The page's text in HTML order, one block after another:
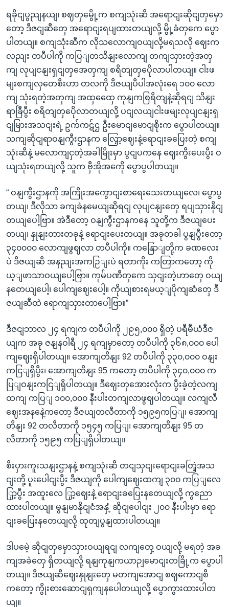
ရခိုငျပွညျနယျ၊ စဈတှမွေို့က စကျသုံးဆီ အရောငျးဆိုငျတှမှော
တော့ ဒီဇငျဆီတှေ အရောငျးရပျထားတယျလို့ မွို့ခံတှကေ ပွော
ပါတယျ။ စကျသုံးဆီက လိုသလောကျဝယျလို့မရသလို ဈေးက
လညျး တပီပါကို ကပြျတသိနျးလောကျ တကျသှားတဲ့အတှ
ကျ လုပျငနျးရှငျတှအေတှကျ စရိတျတှပေိုလာပါတယျ။ ငါးဖ
မျးစကျလှတေစီးဟာ တလကို ဒီဇယျပီပါအလုံးရေ ၁၀၀ လော
ကျ သုံးရတဲ့အတှကျ အထှထှေေ ကုနျကစြရိတျနဲ့ဆိုရငျ သိနျး
ရာခြီပွီး စရိတျတှပေိုလာတယျလို့ ပငျလယျငါးဖမျးလုပျငနျးရှ
ငျမြားအသငျးရဲ့ ဥက်ကဋ်ဌ ဦးမောငျမောငျစိုးက ပွောပါတယျ။
သကျဆိုငျရာဝနျကွီးဌာနက လြှော့ဈေးနဲ့ရောငျးခပြေးတဲ့ စကျ
သုံးဆီနဲ့ မလောကျငှတဲ့အခါမြိုးမှာ ပွငျပကနေ ဈေးကွီးပေးပွီး ဝ
ယျသုံးရတယျလို့ သူက ဗှီအိုအကေို ပွောပွပါတယျ။
“ ဝနျကွီးဌာနကို အကြိုးအကွောငျးစာရေးသေးတယျလေ၊ ပွောပွ
တယျ၊ ဒီလိုသာ ခကျခဲနမေယျဆိုရငျ လုပျငနျးတှေ ရပျသှားနိုငျ
တယျပေါ့ဗြာ။ အဲဒီတော့ ဝနျကွီးဌာနကနေ သူတို့က ဒီဇယျပေး
တယျ၊ နှုနျးတားတခုနဲ့ ရောငျးပေးတယျ။ အခုတခါ ပွနျပွီးတော့
၃၄၀၀၀၀ လောကျဖွဈလာ တပီပါကို။ ကနြောျတို့က ခဏလေး
ပဲ ဒီဇယျဆီ အနညျးအကဉြျးပဲ ရတာကိုး ကတြာကတော့ ကို
ယ့ျဖာသာဝယျပေါ့ဗြာ။ ကုမ်ပဏီတှကေ သှငျးတဲ့ဟာတှေ ဝယျ
နတေယျပေါ့၊ ပေါကျဈေးပေါ့။ ကိုယျစားရမယ့ျပိုကျဆံတှေ ဒီ
ဇယျဆီထဲ ရောကျသှားတာပေါ့ဗြာ။”
ဒီဇငျဘာလ ၂၄ ရကျက တပီပါကို ၂၉၅,၀၀၀ ရှိတဲ့ ပရီမီယံဒီဇ
ယျက အခု ဇနျနဝါရီ ၂၄ ရကျမှာတော့ တပီပါကို ၃၆၈,၀၀၀ ပေါ
ကျဈေးရှိပါတယျ။ အောကျတိနျး 92 တပီပါကို ၃၃၀,၀၀၀ ဝနျး
ကငြျရှိပွီး၊ အောကျတိနျး 95 ကတော့ တပီပါကို ၃၄၀,၀၀၀ က
ပြျဝနျးကငြျရှိပါတယျ။ ဒီဈေးတှအေားလုံးက ပွီးခဲ့တဲ့လကျ
ထကျ ကပြျ ၁၀၀,၀၀၀ နီးပါးတကျလာဖွဈပါတယျ။ လကျလီ
ဈေးအနနေဲ့ကတော့ ဒီဇယျတလီတာကို ၁၅၉၅ကပြျ၊ အောကျ
တိနျး 92 တလီတာကို ၁၅၄၅ ကပြျ၊ အောကျတိနျး 95 တ
လီတာကို ၁၅၉၅ ကပြျရှိပါတယျ။
စီးပှားကူးသနျးဌာနနဲ့ စကျသုံးဆီ တငျသှငျးရောငျးခတြဲ့အသ
ငျးတို့ ပူးပေါငျးပွီး ဒီဇယျကို ပေါကျဈေးထကျ ၃၀၀ ကပြျလေ
ြှာ့ပွီး အထူးလေ ြှာ့ဈေးနဲ့ ရောငျးခပြေးနတေယျလို့ ကွညော
ထားပါတယျ။ မွနျမာနိုငျငံအနှံ့ ဆိုငျပေါငျး ၂၀၀ နီးပါးမှာ ရော
ငျးခပြေးနတေယျလို့ ထုတျပွနျထားပါတယျ။
ဒါပမေဲ့ ဆိုငျတှမှောသှားဝယျရငျ လကျတှေ့ ဝယျလို့ မရတဲ့ အခ
ကျအခဲတှေ ရှိတယျလို့ ရနျကုနျကယာဉျမောငျးတခြို့က ပွောပါ
တယျ။ ဒီဇယျဆီဈေးနှုနျးတှေ မတကျအောငျ စဈကောငျစီ
ကတော့ ကွိုးစားဆောငျရှကျနပေါတယျလို့ ပွောကွားထားပါတ
ယျ။